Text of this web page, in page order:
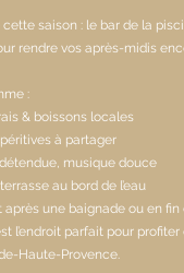
saison : le bar de la
rendre vos après-midis
:
& boissons locales
à partager
musique douce
au bord de l’eau
après une baignade ou en fin
l’endroit parfait pour
Haute-Provence.